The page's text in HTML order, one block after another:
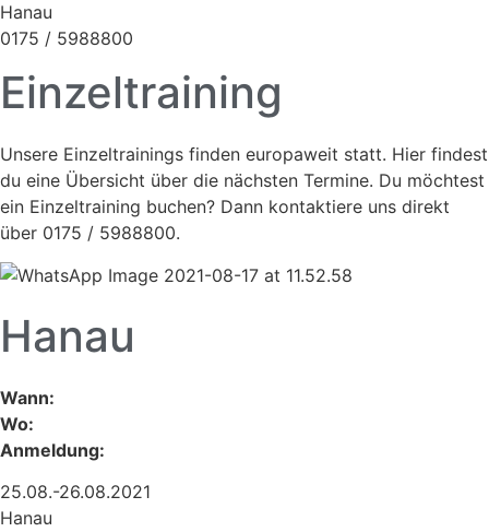
Hanau
0175 / 5988800
Einzeltraining
Unsere Einzeltrainings finden europaweit statt. Hier findest
du eine Übersicht über die nächsten Termine. Du möchtest
ein Einzeltraining buchen? Dann kontaktiere uns direkt
über 0175 / 5988800.
Hanau
Wann:
Wo:
Anmeldung:
25.08.-26.08.2021
Hanau